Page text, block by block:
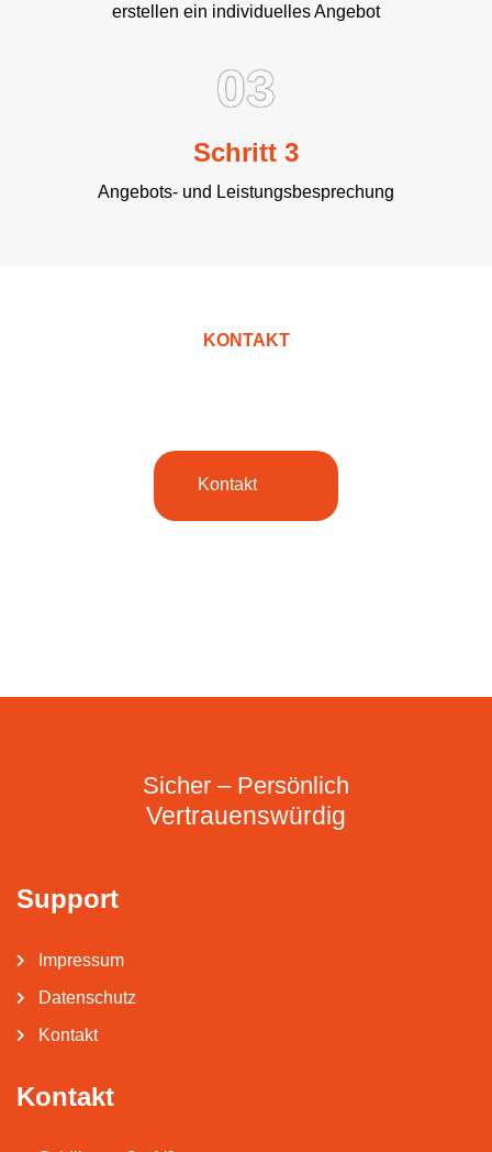
erstellen ein individuelles Angebot
03
Schritt 3
Angebots- und Leistungsbesprechung
KONTAKT
Kontakt
Sicher – Persönlich
Vertrauenswürdig
Support
Impressum
Datenschutz
Kontakt
Kontakt